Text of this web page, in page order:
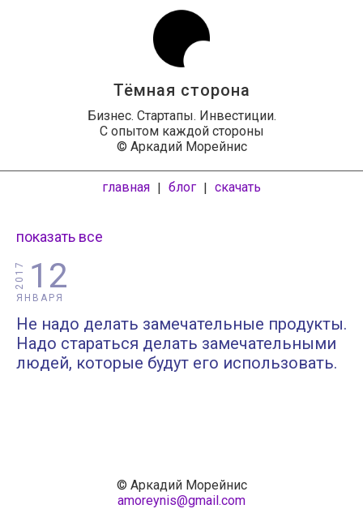
Тёмная сторона
Бизнес. Стартапы. Инвестиции.
С опытом каждой стороны
© Аркадий Морейнис
главная | блог | скачать
показать все
12
ЯНВАРЯ
2017
Не надо делать замечательные продукты.
Надо стараться делать замечательными
людей, которые будут его использовать.
© Аркадий Морейнис
amoreynis@gmail.com